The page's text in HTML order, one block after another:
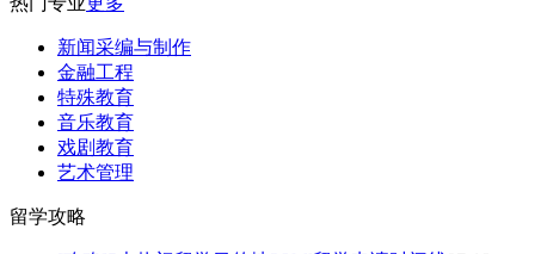
新闻采编与制作
金融工程
特殊教育
音乐教育
戏剧教育
艺术管理
留学攻略